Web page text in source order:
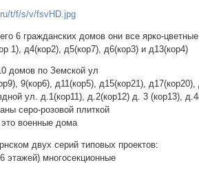
6 гражданских домов они все ярко-
1), д4(кор2), д5(кор7), д6(кор3) и д13(кор4)
домов по Земской ул
9(кор6), д11(кор5), д15(кор21), д17(кор20),
ул. д.1(кор11), д.2(кор12) д. 3 (кор13),
серо-розовой плиткой
военные дома
двух серий типовых проектов:
этажей) многосекционные